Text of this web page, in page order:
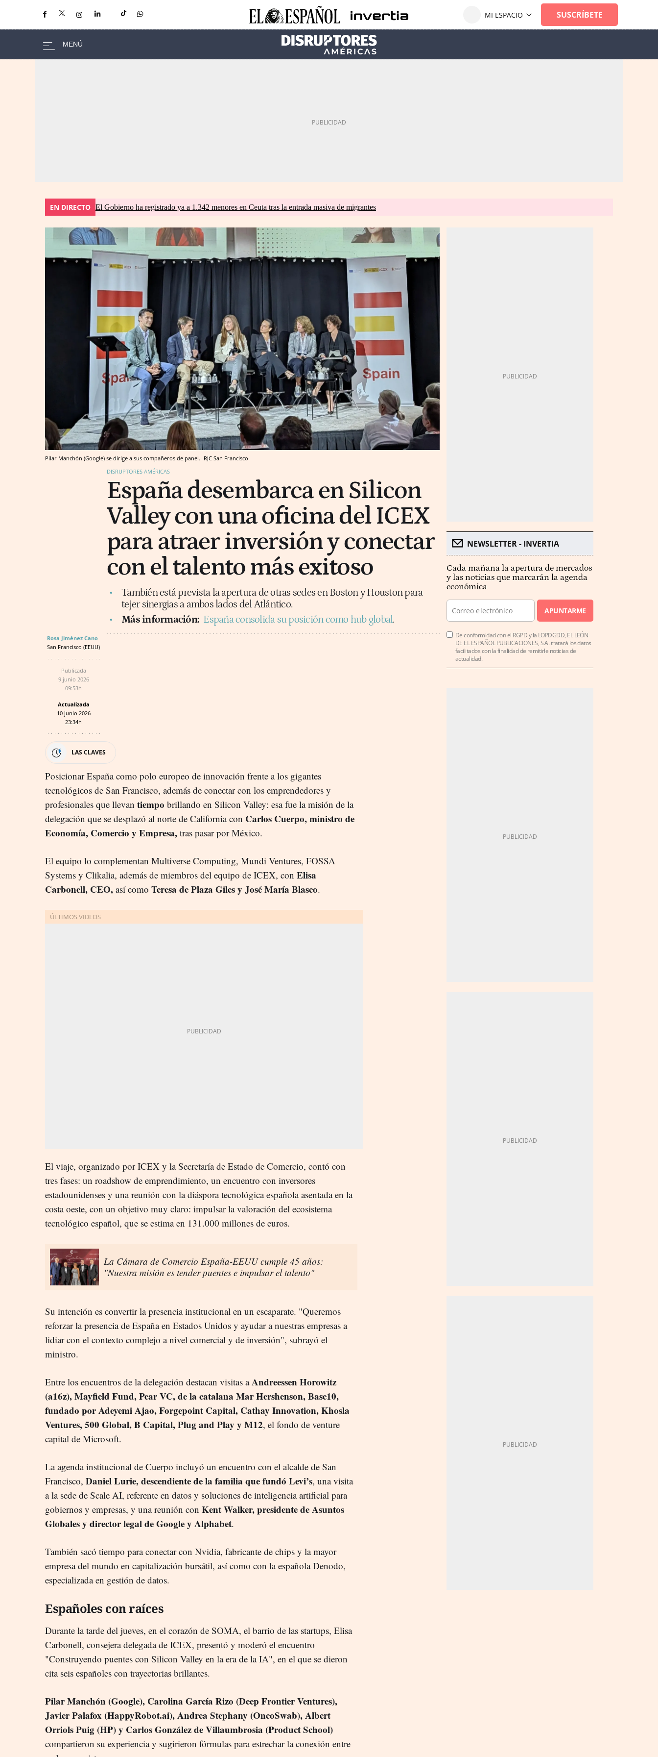
EN DIRECTO El Gobierno ha registrado ya a 1.342 menores en Ceuta tras la entrada masiva de migrantes
Pilar Manchón (Google) se dirige a sus compañeros de panel. RJC San Francisco
DISRUPTORES AMÉRICAS
España desembarca en Silicon
Valley con una oficina del ICEX
para atraer inversión y conectar
con el talento más exitoso
También está prevista la apertura de otras sedes en Boston y Houston para
tejer sinergias a ambos lados del Atlántico.
Más información: España consolida su posición como hub global.
Rosa Jiménez Cano
San Francisco (EEUU)
Publicada
9 junio 2026
09:53h
Actualizada
10 junio 2026
23:34h
LAS CLAVES
Posicionar España como polo europeo de innovación frente a los gigantes
tecnológicos de San Francisco, además de conectar con los emprendedores y
profesionales que llevan tiempo brillando en Silicon Valley: esa fue la misión de la
delegación que se desplazó al norte de California con Carlos Cuerpo, ministro de
Economía, Comercio y Empresa, tras pasar por México.
El equipo lo complementan Multiverse Computing, Mundi Ventures, FOSSA
Systems y Clikalia, además de miembros del equipo de ICEX, con Elisa
Carbonell, CEO, así como Teresa de Plaza Giles y José María Blasco.
El viaje, organizado por ICEX y la Secretaría de Estado de Comercio, contó con
tres fases: un roadshow de emprendimiento, un encuentro con inversores
estadounidenses y una reunión con la diáspora tecnológica española asentada en la
costa oeste, con un objetivo muy claro: impulsar la valoración del ecosistema
tecnológico español, que se estima en 131.000 millones de euros.
La Cámara de Comercio España-EEUU cumple 45 años:
"Nuestra misión es tender puentes e impulsar el talento"
Su intención es convertir la presencia institucional en un escaparate. "Queremos
reforzar la presencia de España en Estados Unidos y ayudar a nuestras empresas a
lidiar con el contexto complejo a nivel comercial y de inversión", subrayó el
ministro.
Entre los encuentros de la delegación destacan visitas aAndreessen Horowitz
(a16z), Mayfield Fund, Pear VC, de la catalana Mar Hershenson, Base10,
fundado por Adeyemi Ajao, Forgepoint Capital, Cathay Innovation, Khosla
Ventures, 500 Global, B Capital, Plug and Play y M12, el fondo de venture
capital de Microsoft.
La agenda institucional de Cuerpo incluyó un encuentro con el alcalde de San
Francisco, Daniel Lurie, descendiente de la familia que fundó Levi’s, una visita
a la sede de Scale AI, referente en datos y soluciones de inteligencia artificial para
gobiernos y empresas, y una reunión con Kent Walker, presidente de Asuntos
Globales y director legal de Google y Alphabet.
También sacó tiempo para conectar con Nvidia, fabricante de chips y la mayor
empresa del mundo en capitalización bursátil, así como con la española Denodo,
especializada en gestión de datos.
Españoles con raíces
Durante la tarde del jueves, en el corazón de SOMA, el barrio de las startups, Elisa
Carbonell, consejera delegada de ICEX, presentó y moderó el encuentro
"Construyendo puentes con Silicon Valley en la era de la IA", en el que se dieron
cita seis españoles con trayectorias brillantes.
Pilar Manchón (Google), Carolina García Rizo (Deep Frontier Ventures),
Javier Palafox (HappyRobot.ai), Andrea Stephany (OncoSwab), Albert
Orriols Puig (HP) y Carlos González de Villaumbrosia (Product School)
compartieron su experiencia y sugirieron fórmulas para estrechar la conexión entre
NEWSLETTER - INVERTIA
Cada mañana la apertura de mercados
y las noticias que marcarán la agenda
económica
APUNTARME
De conformidad con el RGPD y la LOPDGDD, EL LEÓN
DE EL ESPAÑOL PUBLICACIONES, S.A. tratará los datos
facilitados con la finalidad de remitirle noticias de
actualidad.